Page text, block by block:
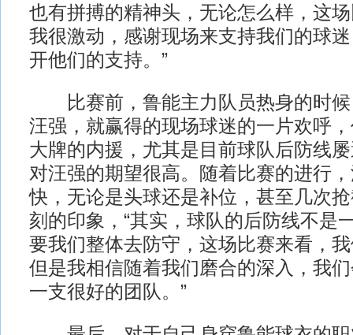
也有拼搏的精神头，无论怎么样，这
我很激动，感谢现场来支持我们的球
开他们的支持。”
比赛前，鲁能主力队员热身的时候
汪强，就赢得的现场球迷的一片欢呼
大牌的内援，尤其是目前球队后防线
对汪强的期望很高。随着比赛的进行
快，无论是头球还是补位，甚至几次
刻的印象，“其实，球队的后防线不是
要我们整体去防守，这场比赛来看，
但是我相信随着我们磨合的深入，我
一支很好的团队。”